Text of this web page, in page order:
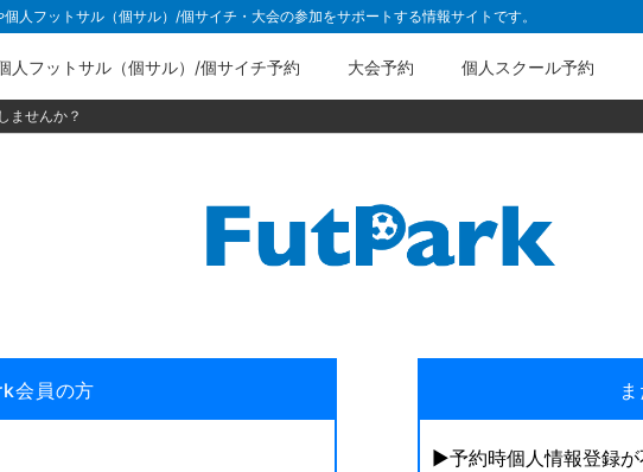
人フットサル（個サル）/個サイチ・大会の参加をサポートする情報サイトです。
人フットサル（個サル）/個サイチ予約 大会予約 個人スクール予約
ませんか？
会員の方
▶︎予約時個人情報登録